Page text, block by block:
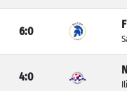
6:0
4:0